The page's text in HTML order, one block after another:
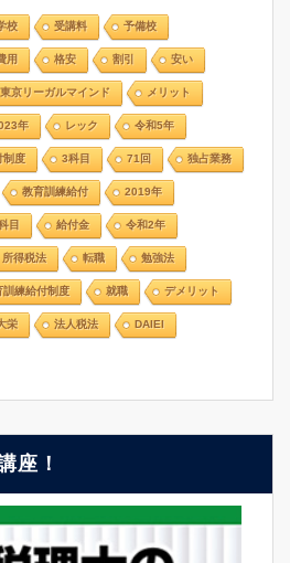
校 受講料 予備校
用 格安 割引 安い
東京リーガルマインド メリット
年 レック 令和5年
制度 3科目 71回 独占業務
教育訓練給付 2019年
目 給付金 令和2年
所得税法 転職 勉強法
訓練給付制度 就職 デメリット
栄 法人税法 DAIEI
座！